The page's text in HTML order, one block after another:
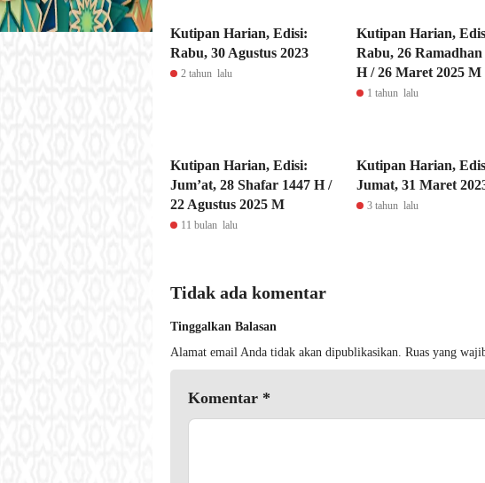
Kutipan Harian, Edisi:
Rabu, 30 Agustus 2023
2 tahun lalu
Kutipan Harian,
Rabu, 26 Ramadhan
H / 26 Maret 2025 M
1 tahun lalu
Kutipan Harian, Edisi:
Jum’at, 28 Shafar 1447 H /
22 Agustus 2025 M
11 bulan lalu
Kutipan Harian,
Jumat, 31 Maret
3 tahun lalu
Tidak ada komentar
Tinggalkan Balasan
Alamat email Anda tidak akan dipublikasikan. Ruas yang
Komentar *